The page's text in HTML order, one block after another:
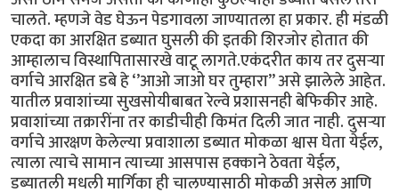
चालते. म्हणजे वेड घेऊन पेडगावला जाण्यातला हा प्रकार. ही मंडळी
एकदा का आरक्षित डब्यात घुसली की इतकी शिरजोर होतात की
आम्हालाच विस्थापितासारखे वाटू लागते.एकंदरीत काय तर दुसऱ्या
वर्गाचे आरक्षित डबे हे ‘’आओ जाओ घर तुम्हारा’’ असे झालेले आहेत.
यातील प्रवाशांच्या सुखसोयीबाबत रेल्वे प्रशासनही बेफिकीर आहे.
प्रवाशांच्या तक्रारींना तर काडीचीही किमंत दिली जात नाही. दुसऱ्या
वर्गाचे आरक्षण केलेल्या प्रवाशाला डब्यात मोकळा श्वास घेता येईल,
त्याला त्याचे सामान त्याच्या आसपास हक्काने ठेवता येईल,
डब्यातली मधली मार्गिका ही चालण्यासाठी मोकळी असेल आणि